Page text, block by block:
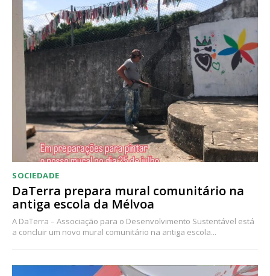
assinantes
Ofertas para assinatura anual
Escolha o plano
SOCIEDADE
DaTerra prepara mural comunitário na
antiga escola da Mélvoa
A DaTerra – Associação para o Desenvolvimento Sustentável está
a concluir um novo mural comunitário na antiga escola...